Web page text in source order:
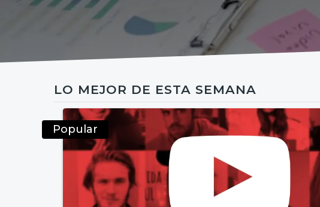
LO MEJOR DE ESTA SEMANA
Popular